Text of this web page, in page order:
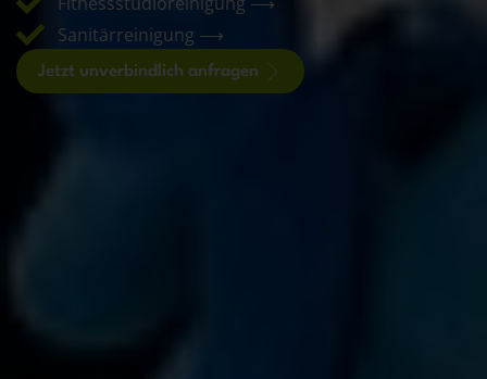
Sanitärreinigung ⟶
Jetzt unverbindlich anfragen